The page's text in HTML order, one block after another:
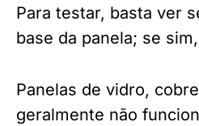
Para testar, basta ver
base da panela; se
Panelas de vidro,
geralmente não